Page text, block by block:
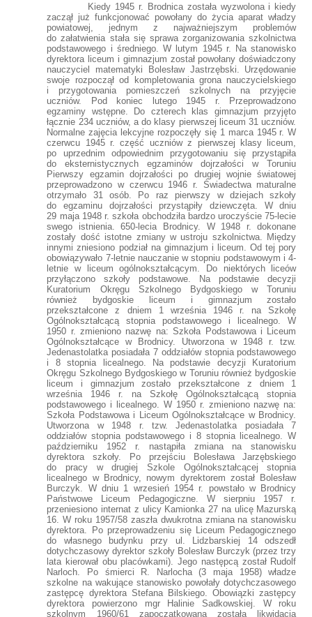
Kiedy 1945 r. Brodnica została wyzwolona i kiedy
zaczął już funkcjonować powołany do życia aparat władzy
powiatowej, jednym z najważniejszym problemów
do załatwienia stała się sprawa zorganizowania szkolnictwa
podstawowego i średniego. W lutym 1945 r. Na stanowisko
dyrektora liceum i gimnazjum został powołany doświadczony
nauczyciel matematyki Bolesław Jastrzębski. Urzędowanie
swoje rozpoczął od kompletowania grona nauczycielskiego
i przygotowania pomieszczeń szkolnych na przyjęcie
uczniów. Pod koniec lutego 1945 r. Przeprowadzono
egzaminy wstępne. Do czterech klas gimnazjum przyjęto
łącznie 234 uczniów, a do klasy pierwszej liceum 31 uczniów.
Normalne zajęcia lekcyjne rozpoczęły się 1 marca 1945 r. W
czerwcu 1945 r. część uczniów z pierwszej klasy liceum,
po uprzednim odpowiednim przygotowaniu się przystąpiła
do eksternistycznych egzaminów dojrzałości w Toruniu
Pierwszy egzamin dojrzałości po drugiej wojnie światowej
przeprowadzono w czerwcu 1946 r. Świadectwa maturalne
otrzymało 31 osób. Po raz pierwszy w dziejach szkoły
do egzaminu dojrzałości przystąpiły dziewczęta. W dniu
29 maja 1948 r. szkoła obchodziła bardzo uroczyście 75-lecie
swego istnienia. 650-lecia Brodnicy. W 1948 r. dokonane
zostały dość istotne zmiany w ustroju szkolnictwa. Między
innymi zniesiono podział na gimnazjum i liceum. Od tej pory
obowiązywało 7-letnie nauczanie w stopniu podstawowym i 4-
letnie w liceum ogólnokształcącym. Do niektórych liceów
przyłączono szkoły podstawowe. Na podstawie decyzji
Kuratorium Okręgu Szkolnego Bydgoskiego w Toruniu
również bydgoskie liceum i gimnazjum zostało
przekształcone z dniem 1 września 1946 r. na Szkołę
Ogólnokształcącą stopnia podstawowego i licealnego. W
1950 r. zmieniono nazwę na: Szkoła Podstawowa i Liceum
Ogólnokształcące w Brodnicy. Utworzona w 1948 r. tzw.
Jedenastolatka posiadała 7 oddziałów stopnia podstawowego
i 8 stopnia licealnego. Na podstawie decyzji Kuratorium
Okręgu Szkolnego Bydgoskiego w Toruniu również bydgoskie
liceum i gimnazjum zostało przekształcone z dniem 1
września 1946 r. na Szkołę Ogólnokształcącą stopnia
podstawowego i licealnego. W 1950 r. zmieniono nazwę na:
Szkoła Podstawowa i Liceum Ogólnokształcące w Brodnicy.
Utworzona w 1948 r. tzw. Jedenastolatka posiadała 7
oddziałów stopnia podstawowego i 8 stopnia licealnego. W
październiku 1952 r. nastąpiła zmiana na stanowisku
dyrektora szkoły. Po przejściu Bolesława Jarzębskiego
do pracy w drugiej Szkole Ogólnokształcącej stopnia
licealnego w Brodnicy, nowym dyrektorem został Bolesław
Burczyk. W dniu 1 wrzesień 1954 r. powstało w Brodnicy
Państwowe Liceum Pedagogiczne. W sierpniu 1957 r.
przeniesiono internat z ulicy Kamionka 27 na ulicę Mazurską
16. W roku 1957/58 zaszła dwukrotna zmiana na stanowisku
dyrektora. Po przeprowadzeniu się Liceum Pedagogicznego
do własnego budynku przy ul. Lidzbarskiej 14 odszedł
dotychczasowy dyrektor szkoły Bolesław Burczyk (przez trzy
lata kierował obu placówkami). Jego następcą został Rudolf
Narloch. Po śmierci R. Narlocha (3 maja 1958) władze
szkolne na wakujące stanowisko powołały dotychczasowego
zastępcę dyrektora Stefana Bilskiego. Obowiązki zastępcy
dyrektora powierzono mgr Halinie Sadkowskiej. W roku
szkolnym 1960/61 zapoczątkowana została likwidacja